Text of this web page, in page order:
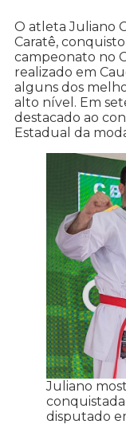
O atleta Juliano
Caratê,
campeonato no
realizado em
alguns dos
alto nível. Em
destacado ao
Estadual da
Juliano
conquistada
disputado